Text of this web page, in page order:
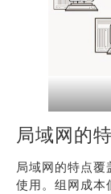
局域网的
局域网的特点
使用。组网成本